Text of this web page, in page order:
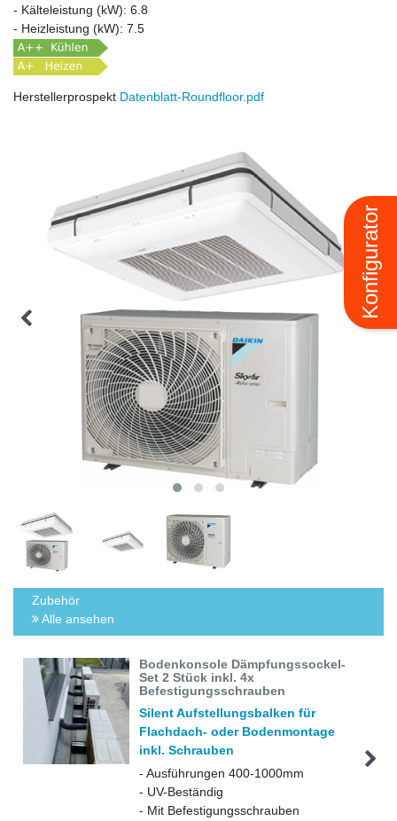
Konfigurator
- Kälteleistung (kW): 6.8
- Heizleistung (kW): 7.5
Herstellerprospekt Datenblatt-Roundfloor.pdf
Zubehör
Alle ansehen
Bodenkonsole Dämpfungssockel-
Set 2 Stück inkl. 4x
Befestigungsschrauben
Silent Aufstellungsbalken für
Flachdach- oder Bodenmontage
inkl. Schrauben
- Ausführungen 400-1000mm
- UV-Beständig
- Mit Befestigungsschrauben